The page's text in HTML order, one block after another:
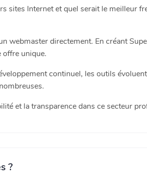
sites Internet et quel serait le meilleur
webmaster directement. En créant
offre unique.
continuel, les outils
et la transparence dans ce secteur
?